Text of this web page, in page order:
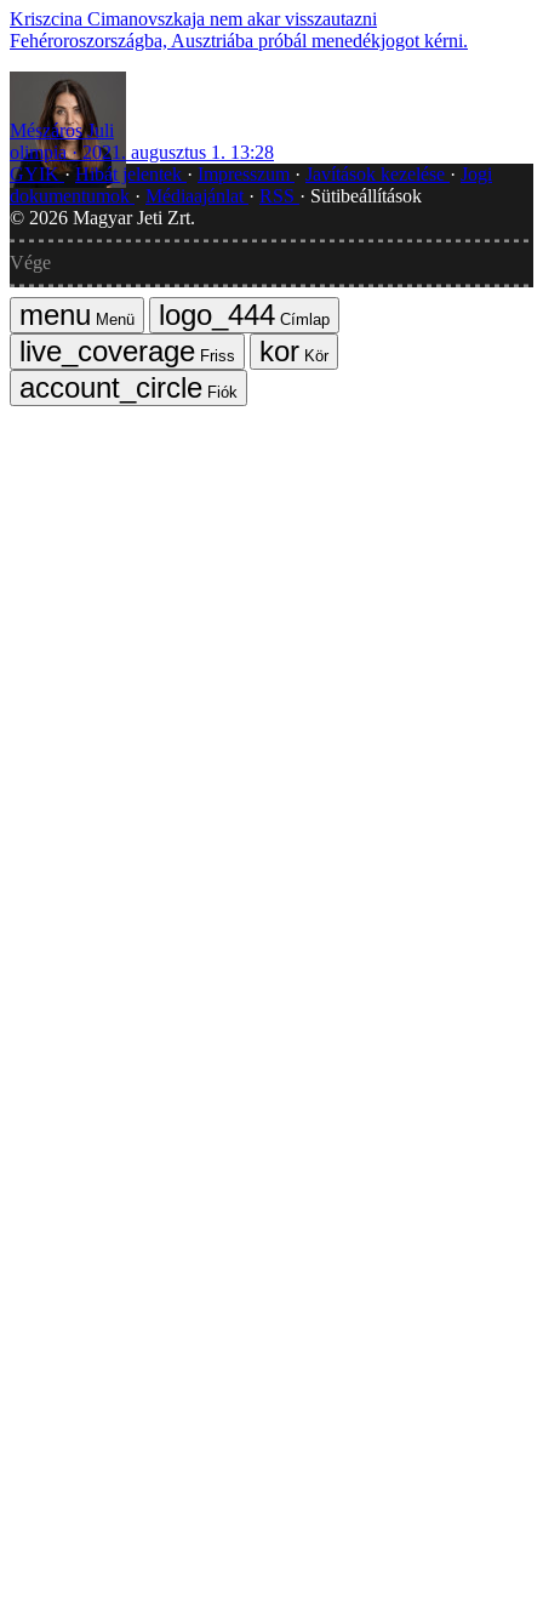
Kriszcina Cimanovszkaja nem akar visszautazni
Fehéroroszországba, Ausztriába próbál menedékjogot kérni.
Mészáros Juli
olimpia
2021. augusztus 1. 13:28
GYIK Hibát jelentek Impresszum Javítások kezelése
Jogi
dokumentumok
Médiaajánlat RSS
Sütibeállítások
© 2026 Magyar Jeti Zrt.
Vége
Menü
Címlap
Friss
Kör
Fiók